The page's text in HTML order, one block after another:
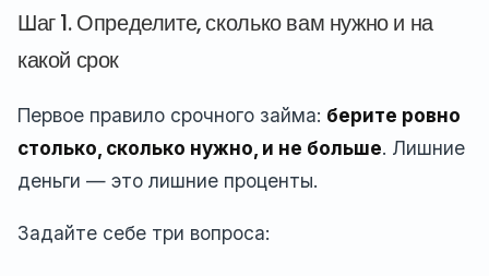
Шаг 1. Определите, сколько вам нужно и на
какой срок
Первое правило срочного займа: берите ровно
столько, сколько нужно, и не больше. Лишние
деньги — это лишние проценты.
Задайте себе три вопроса: